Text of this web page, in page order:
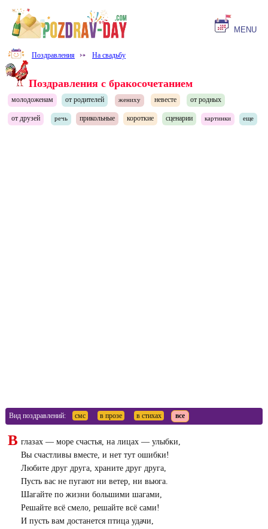
MENU
Поздравления ⤐ На свадьбу
Поздравления с бракосочетанием
молодоженам от родителей жениху невесте от родных
от друзей речь прикольные короткие сценарии картинки еще
Вид поздравлений: смс в прозе в стихах все
В глазах — море счастья, на лицах — улыбки,
Вы счастливы вместе, и нет тут ошибки!
Любите друг друга, храните друг друга,
Пусть вас не пугают ни ветер, ни вьюга.
Шагайте по жизни большими шагами,
Решайте всё смело, решайте всё сами!
И пусть вам достанется птица удачи,